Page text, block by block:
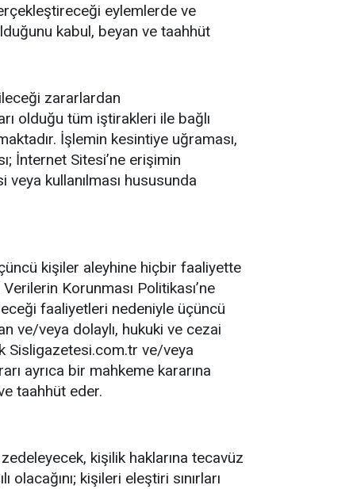
eylemlerde ve
kabul, beyan ve taahhüt
zararlardan
olduğu tüm iştirakleri ile bağlı
İşlemin kesintiye uğraması,
İnternet Sitesi’ne erişimin
veya kullanılması hususunda
kişiler aleyhine hiçbir faaliyette
Korunması Politikası’ne
faaliyetleri nedeniyle üçüncü
ve/veya dolaylı, hukuki ve cezai
Sisligazetesi.com.tr ve/veya
ayrıca bir mahkeme kararına
taahhüt eder.
kişilik haklarına tecavüz
kişileri eleştiri sınırları